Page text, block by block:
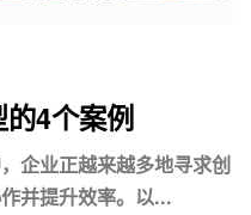
4个案例
企业正越来越多地寻求创
并提升效率。以...